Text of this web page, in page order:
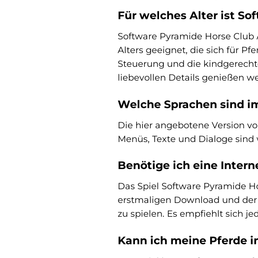
Für welches Alter ist
Software Pyramide Horse
Alters geeignet, die sich für
Steuerung und die
liebevollen Details genießen
Welche Sprachen sind
Die hier angebotene Version
Menüs, Texte und Dialoge
Benötige ich eine
Das Spiel Software Pyramide
erstmaligen Download und
zu spielen. Es empfiehlt sich
Kann ich meine Pferde